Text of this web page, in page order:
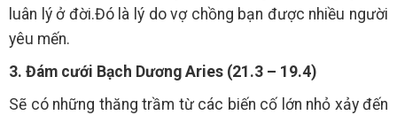
luân lý ở đời.Đó là lý do vợ chồng bạn được nhiều người
yêu mến.
3. Đám cưới Bạch Dương Aries (21.3 – 19.4)
Sẽ có những thăng trầm từ các biến cố lớn nhỏ xảy đến